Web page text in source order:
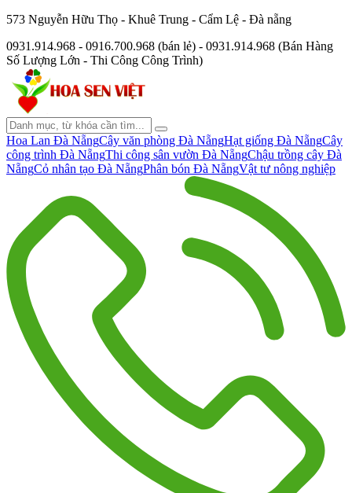
573 Nguyễn Hữu Thọ - Khuê Trung - Cẩm Lệ - Đà nẵng
0931.914.968 - 0916.700.968 (bán lẻ) - 0931.914.968 (Bán Hàng
Số Lượng Lớn - Thi Công Công Trình)
Hoa Lan Đà NẵngCây văn phòng Đà NẵngHạt giống Đà NẵngCây
công trình Đà NẵngThi công sân vườn Đà NẵngChậu trồng cây Đà
NẵngCỏ nhân tạo Đà NẵngPhân bón Đà NẵngVật tư nông nghiệp